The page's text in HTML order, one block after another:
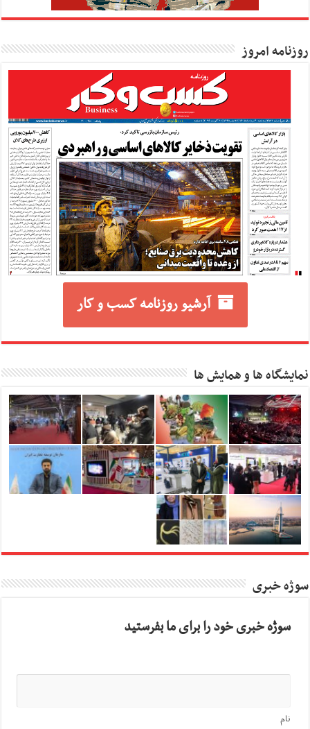
روزنامه امروز
آرشیو روزنامه کسب و کار
نمایشگاه ها و همایش ها
سوژه خبری
سوژه خبری خود را برای ما بفرستید
نام